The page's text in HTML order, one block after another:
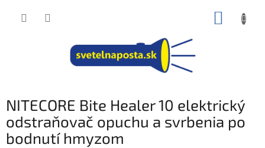
NITECORE Bite Healer 10 elektrický
odstraňovač opuchu a svrbenia po
bodnutí hmyzom